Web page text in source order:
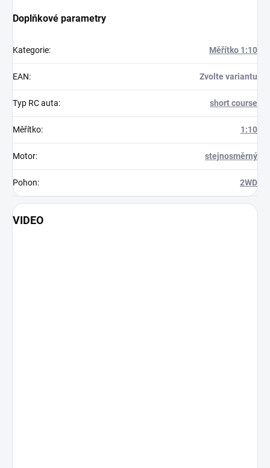
Doplňkové parametry
Kategorie: Měřítko 1:10
EAN: Zvolte variantu
Typ RC auta: short course
Měřítko: 1:10
Motor: stejnosměrný
Pohon: 2WD
VIDEO